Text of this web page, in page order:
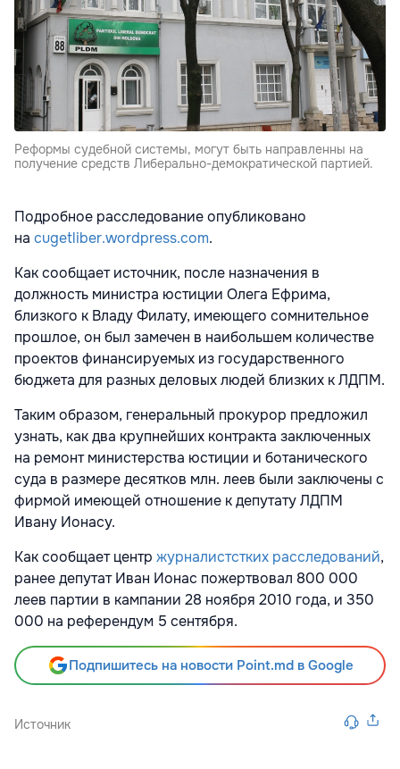
Реформы судебной системы, могут быть направленны на
получение средств Либерально-демократической партией.
Подробное расследование опубликовано
на cugetliber.wordpress.com.
Как сообщает источник, после назначения в
должность министра юстиции Олега Ефрима,
близкого к Владу Филату, имеющего сомнительное
прошлое, он был замечен в наибольшем количестве
проектов финансируемых из государственного
бюджета для разных деловых людей близких к ЛДПМ.
Таким образом, генеральный прокурор предложил
узнать, как два крупнейших контракта заключенных
на ремонт министерства юстиции и ботанического
суда в размере десятков млн. леев были заключены с
фирмой имеющей отношение к депутату ЛДПМ
Ивану Ионасу.
Как сообщает центр журналистстких расследований,
ранее депутат Иван Ионас пожертвовал 800 000
леев партии в кампании 28 ноября 2010 года, и 350
000 на референдум 5 сентября.
Подпишитесь на новости Point.md в Google
Источник